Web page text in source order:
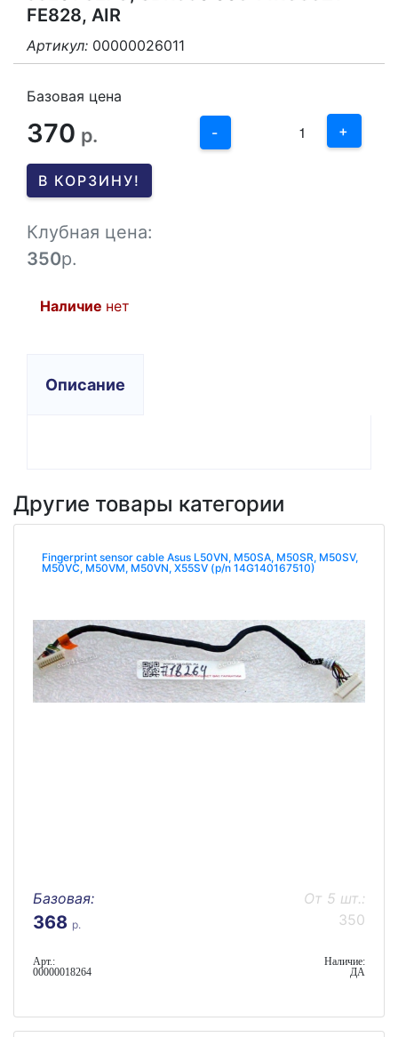
FE828, AIR
Артикул: 00000026011
Базовая цена
370 р. -
3
1
+
В КОРЗИНУ!
Клубная цена:
350р.
Наличие нет
Описание
Другие товары категории
Fingerprint sensor cable Asus L50VN, M50SA, M50SR, M50SV,
M50VC, M50VM, M50VN, X55SV (p/n 14G140167510)
Базовая:
368 р.
От 5 шт.:
350
Арт.:
00000018264
Наличие:
ДА